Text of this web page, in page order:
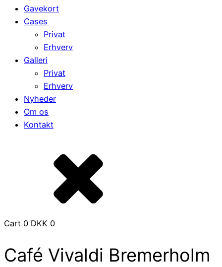
Gavekort
Cases
Privat
Erhverv
Galleri
Privat
Erhverv
Nyheder
Om os
Kontakt
Cart 0 DKK 0
Café Vivaldi Bremerholm